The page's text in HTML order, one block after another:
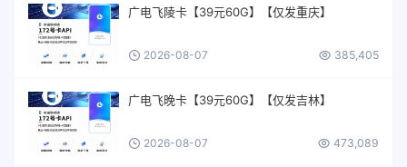
广电飞陵卡【39元60G】【仅发重庆】
2026-08-07 385,405
广电飞晚卡【39元60G】【仅发吉林】
2026-08-07 473,089